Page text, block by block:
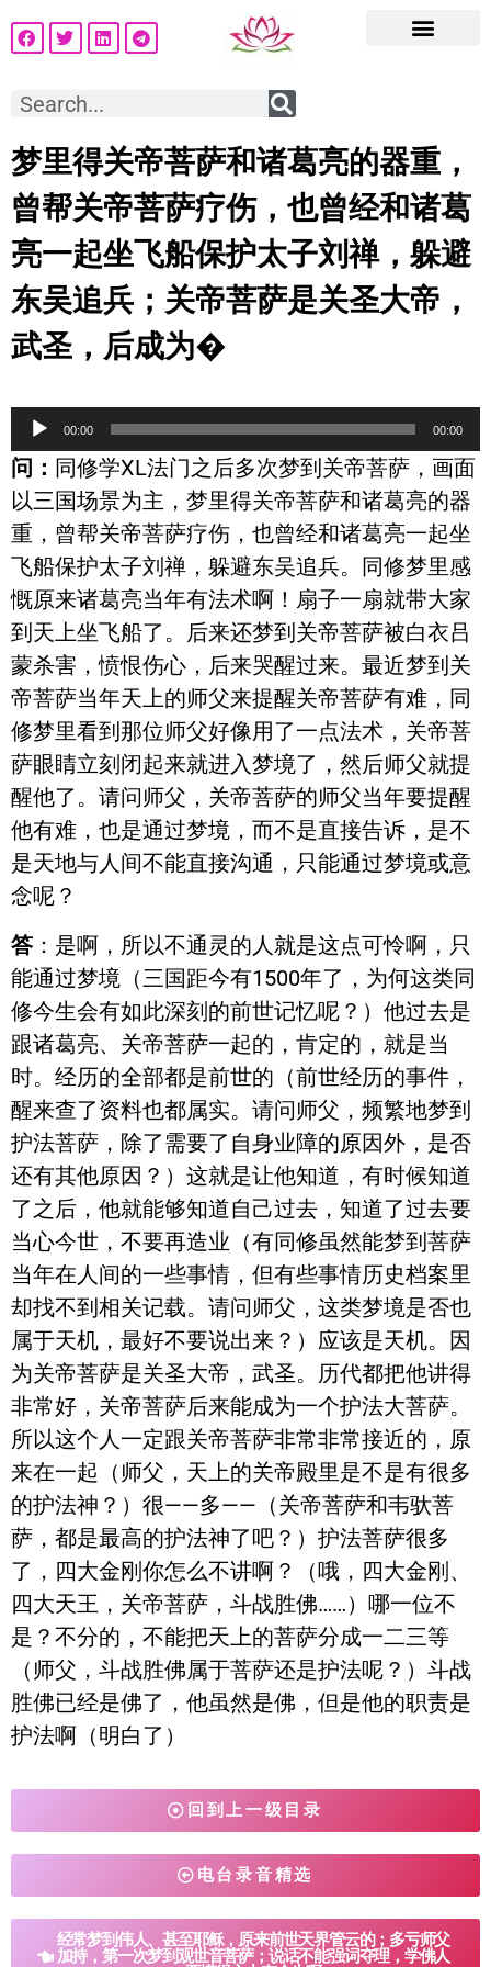
梦里得关帝菩萨和诸葛亮的器重，
曾帮关帝菩萨疗伤，也曾经和诸葛
亮一起坐飞船保护太子刘禅，躲避
东吴追兵；关帝菩萨是关圣大帝，
武圣，后成为�
频
播
放
器
00:00 00:00
问： 同修学XL法门之后多次梦到关帝菩萨，画面
以三国场景为主，梦里得关帝菩萨和诸葛亮的器
重，曾帮关帝菩萨疗伤，也曾经和诸葛亮一起坐
飞船保护太子刘禅，躲避东吴追兵。同修梦里感
慨原来诸葛亮当年有法术啊！扇子一扇就带大家
到天上坐飞船了。后来还梦到关帝菩萨被白衣吕
蒙杀害，愤恨伤心，后来哭醒过来。最近梦到关
帝菩萨当年天上的师父来提醒关帝菩萨有难，同
修梦里看到那位师父好像用了一点法术，关帝菩
萨眼睛立刻闭起来就进入梦境了，然后师父就提
醒他了。请问师父，关帝菩萨的师父当年要提醒
他有难，也是通过梦境，而不是直接告诉，是不
是天地与人间不能直接沟通，只能通过梦境或意
念呢？
答 ：是啊，所以不通灵的人就是这点可怜啊，只
能通过梦境（三国距今有1500年了，为何这类同
修今生会有如此深刻的前世记忆呢？）他过去是
跟诸葛亮、关帝菩萨一起的，肯定的，就是当
时。经历的全部都是前世的（前世经历的事件，
醒来查了资料也都属实。请问师父，频繁地梦到
护法菩萨，除了需要了自身业障的原因外，是否
还有其他原因？）这就是让他知道，有时候知道
了之后，他就能够知道自己过去，知道了过去要
当心今世，不要再造业（有同修虽然能梦到菩萨
当年在人间的一些事情，但有些事情历史档案里
却找不到相关记载。请问师父，这类梦境是否也
属于天机，最好不要说出来？）应该是天机。因
为关帝菩萨是关圣大帝，武圣。历代都把他讲得
非常好，关帝菩萨后来能成为一个护法大菩萨。
所以这个人一定跟关帝菩萨非常非常接近的，原
来在一起（师父，天上的关帝殿里是不是有很多
的护法神？）很——多——（关帝菩萨和韦驮菩
萨，都是最高的护法神了吧？）护法菩萨很多
了，四大金刚你怎么不讲啊？（哦，四大金刚、
四大天王，关帝菩萨，斗战胜佛……）哪一位不
是？不分的，不能把天上的菩萨分成一二三等
（师父，斗战胜佛属于菩萨还是护法呢？）斗战
胜佛已经是佛了，他虽然是佛，但是他的职责是
护法啊（明白了）
回到上一级目录
电台录音精选
经常梦到伟人、甚至耶稣，原来前世天界管云的；多亏师父
加持，第一次梦到观世音菩萨；说话不能强词夺理，学佛人